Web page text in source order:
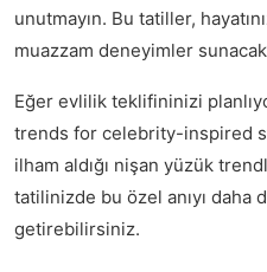
unutmayın. Bu tatiller,
muazzam deneyimler
Eğer evlilik teklifininizi
trends for celebrity-inspired
ilham aldığı nişan yüzük
tatilinizde bu özel anıyı daha
getirebilirsiniz.